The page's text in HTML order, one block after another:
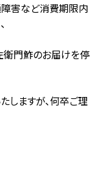
障害など消費期限内
衛門鮓のお届けを停
しますが、何卒ご理